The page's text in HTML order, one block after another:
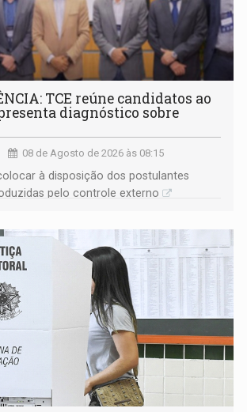
TCE reúne candidatos ao
diagnóstico sobre
08 de Agosto de 2026 às 08:15
à disposição dos postulantes
pelo controle externo